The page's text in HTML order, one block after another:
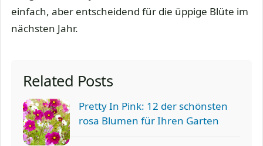
einfach, aber entscheidend für die üppige Blüte im
nächsten Jahr.
Related Posts
Pretty In Pink: 12 der schönsten
rosa Blumen für Ihren Garten